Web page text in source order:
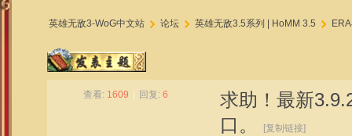
英雄无敌3-WoG中文站
»
论坛 英雄无敌3.5系列 | HoMM 3.5
›
查看: 1609 回复: 6
求助！最新
口。
[复制链接]